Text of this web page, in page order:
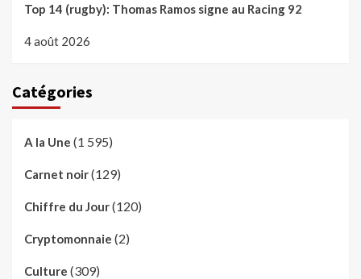
Top 14 (rugby): Thomas Ramos signe au Racing 92
4 août 2026
Catégories
A la Une (1 595)
Carnet noir(129)
Chiffre du Jour(120)
Cryptomonnaie (2)
Culture (309)